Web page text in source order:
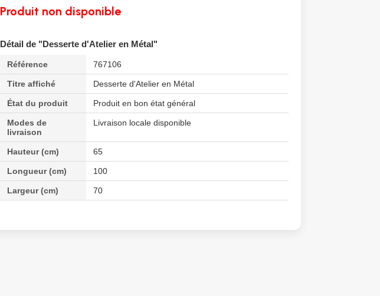
Produit non disponible
Détail de "Desserte d'Atelier en Métal"
Référence 767106
Titre affiché Desserte d'Atelier en Métal
État du produit Produit en bon état général
Modes de
livraison
Livraison locale disponible
Hauteur (cm) 65
Longueur (cm) 100
Largeur (cm) 70